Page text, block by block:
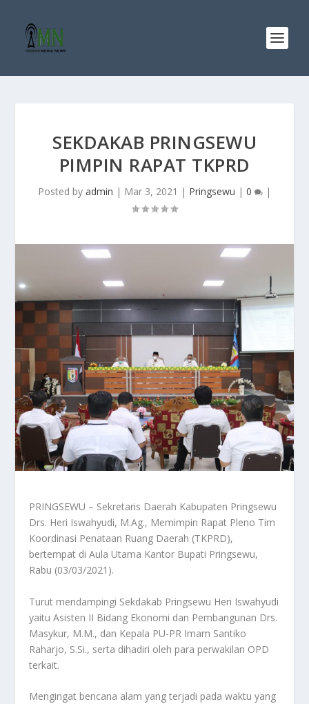
SEKDAKAB PRINGSEWU
PIMPIN RAPAT TKPRD
Posted by admin | Mar 3, 2021 | Pringsewu | 0 |
PRINGSEWU – Sekretaris Daerah Kabupaten Pringsewu
Drs. Heri Iswahyudi, M.Ag., Memimpin Rapat Pleno Tim
Koordinasi Penataan Ruang Daerah (TKPRD),
bertempat di Aula Utama Kantor Bupati Pringsewu,
Rabu (03/03/2021).
Turut mendampingi Sekdakab Pringsewu Heri Iswahyudi
yaitu Asisten II Bidang Ekonomi dan Pembangunan Drs.
Masykur, M.M., dan Kepala PU-PR Imam Santiko
Raharjo, S.Si., serta dihadiri oleh para perwakilan OPD
terkait.
Mengingat bencana alam yang terjadi pada waktu yang